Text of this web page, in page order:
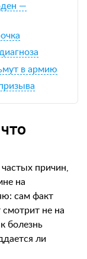
—
в армию
причин,
на
сам факт
смотрит не на
болезнь
ли